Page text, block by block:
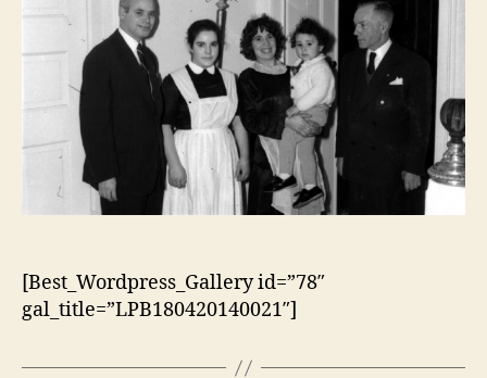
[Best_Wordpress_Gallery id=”78″
gal_title=”LPB180420140021″]